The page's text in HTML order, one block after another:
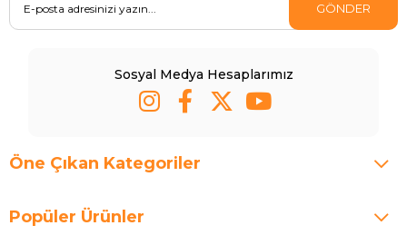
GÖNDER
Sosyal Medya Hesaplarımız
Öne Çıkan Kategoriler
Popüler Ürünler